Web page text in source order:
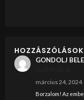
HOZZÁSZÓLÁSOK
GONDOLJ
március 24, 2024
Borzalom! Az